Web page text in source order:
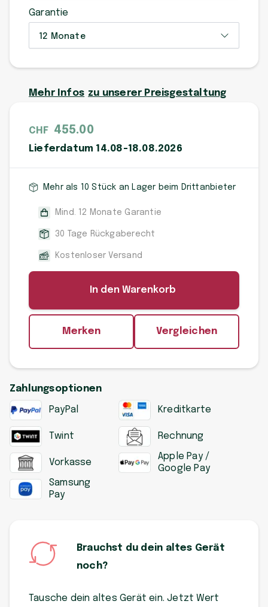
Garantie
12 Monate
Mehr Infos zu unserer Preisgestaltung
CHF 455.00
Lieferdatum 14.08-18.08.2026
Mehr als 10 Stück an Lager beim Drittanbieter
Mind. 12 Monate Garantie
30 Tage Rückgaberecht
Kostenloser Versand
In den Warenkorb
Merken Vergleichen
Zahlungsoptionen
PayPal Kreditkarte
Twint Rechnung
Vorkasse
Apple Pay /
Google Pay
Samsung
Pay
Brauchst du dein altes Gerät
noch?
Tausche dein altes Gerät ein. Jetzt Wert